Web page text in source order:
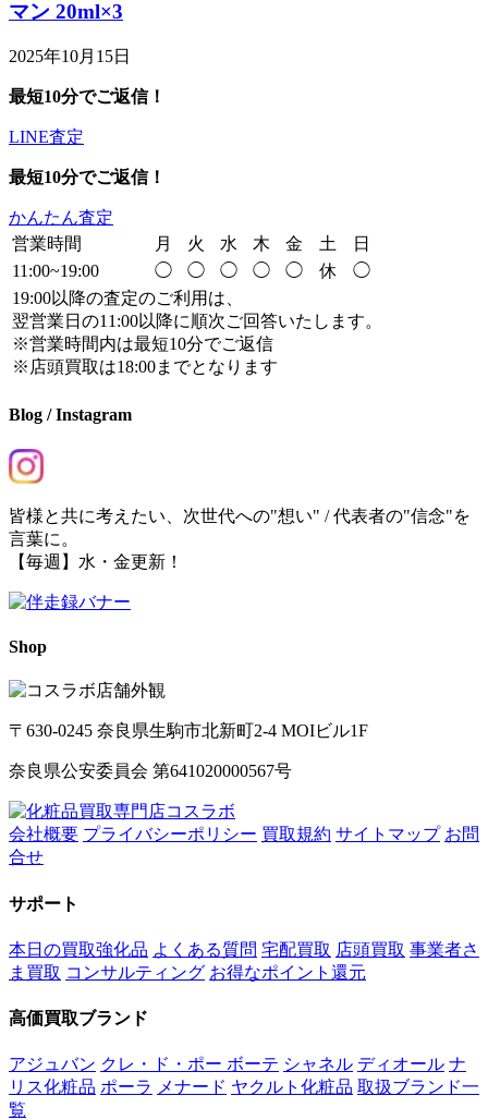
マン 20ml×3
2025年10月15日
最短10分でご返信！
LINE査定
最短10分でご返信！
かんたん査定
営業時間
月 火 水 木 金 土
日
11:00~19:00
◯ ◯ ◯ ◯ ◯ 休
◯
19:00以降の査定のご利用は、
翌営業日の11:00以降に順次ご回答いたします。
※営業時間内は最短10分でご返信
※店頭買取は18:00までとなります
Blog / Instagram
皆様と共に考えたい、次世代への"想い" / 代表者の"信念"を
言葉に。
【毎週】水・金更新！
Shop
〒630-0245 奈良県生駒市北新町2-4 MOIビル1F
奈良県公安委員会 第641020000567号
会社概要 プライバシーポリシー 買取規約 サイトマップ お問
合せ
サポート
本日の買取強化品 よくある質問 宅配買取 店頭買取 事業者さ
ま買取 コンサルティング お得なポイント還元
高価買取ブランド
アジュバン クレ・ド・ポー ボーテ シャネル ディオール ナ
リス化粧品 ポーラ メナード ヤクルト化粧品 取扱ブランド一
覧